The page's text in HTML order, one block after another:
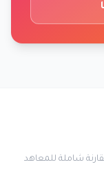
شاملة للمعاهد